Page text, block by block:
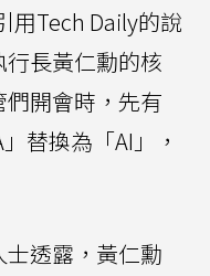
用Tech Daily的說
長黃仁勳的核
開會時，先有
替換為「AI」，
透露，黃仁勳